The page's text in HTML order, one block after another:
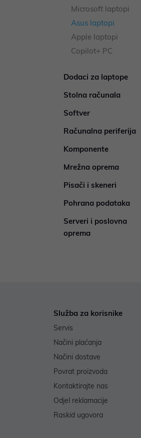
Microsoft laptopi
Asus laptopi
Apple laptopi
Copilot+ PC
Dodaci za laptope
Stolna računala
Softver
Računalna periferija
Komponente
Mrežna oprema
Pisači i skeneri
Pohrana podataka
Serveri i poslovna
oprema
Služba za korisnike
Servis
Načini plaćanja
Načini dostave
Povrat proizvoda
Kontaktirajte nas
Odjel reklamacije
Raskid ugovora